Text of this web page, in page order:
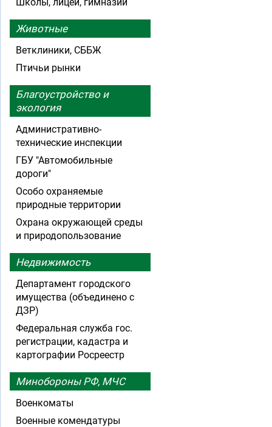
Животные
Ветклиники, СББЖ
Птичьи рынки
Благоустройство и
экология
Административно-
технические инспекции
ГБУ "Автомобильные
дороги"
Особо охраняемые
природные территории
Охрана окружающей среды
и природопользование
Недвижимость
Департамент городского
имущества (объединено с
ДЗР)
Федеральная служба гос.
регистрации, кадастра и
картографии Росреестр
Минобороны РФ, МЧС
Военкоматы
Военные комендатуры